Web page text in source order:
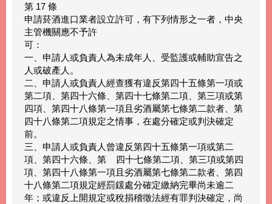
第 17 條
申請菸酒進口業者設立許可，有下列情形之一者，中央
主管機關應不予許
可：
一、申請人或負責人為未成年人、受監護或輔助宣告之
人或破產人。
二、申請人或負責人經查獲有違反第四十五條第一項或
第二項、第四十六條、第四十七條第二項、第三項或第
四項、第四十八條第一項且劣酒屬第七條第二款者、第
四十八條第二項規定之情事，在處分確定或判決確定
前。
三、申請人或負責人曾違反第四十五條第一項或第二
項、第四十六條、第 四十七條第二項、第三項或第四
項、第四十八條第一項且劣酒屬第七條第二款者、第四
十八條第二項規定經罰鍰處分確定繳納完畢尚未逾二
年；或違反上開規定或稅捐稽徵法經有罪判決確定，尚